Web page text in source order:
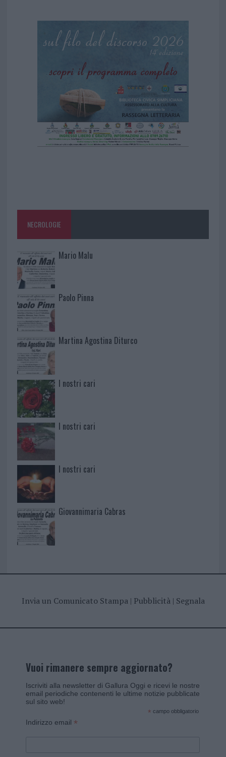
NECROLOGIE
Mario Malu
Paolo Pinna
Martina Agostina Diturco
I nostri cari
I nostri cari
I nostri cari
Giovannimaria Cabras
Invia un Comunicato Stampa| Pubblicità| Segnala
Vuoi rimanere sempre aggiornato?
Iscriviti alla newsletter di Gallura Oggi e ricevi le nostre
email periodiche contenenti le ultime notizie pubblicate
sul sito web!
* campo obbligatorio
Indirizzo email *